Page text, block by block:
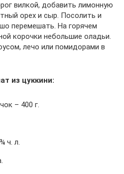
вилкой, добавить лимонную
орех и сыр. Посолить и
перемешать. На горячем
корочки небольшие оладьи.
лечо или помидорами в
из цуккини:
– 400 г.
ч. л.